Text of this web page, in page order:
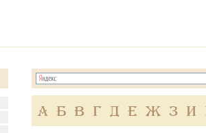
А Б В Г Д Е Ж З И